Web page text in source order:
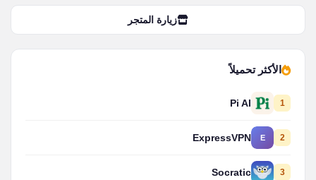
زيارة المتجر
الأكثر تحميلاً
1
Pi AI
2
E
ExpressVPN
3
Socratic